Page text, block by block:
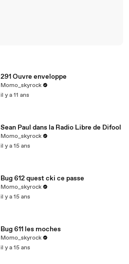
291 Ouvre enveloppe
Momo_skyrock
il y a 11 ans
Sean Paul dans la Radio Libre de Difool
Momo_skyrock
il y a 15 ans
Bug 612 quest cki ce passe
Momo_skyrock
il y a 15 ans
Bug 611 les moches
Momo_skyrock
il y a 15 ans